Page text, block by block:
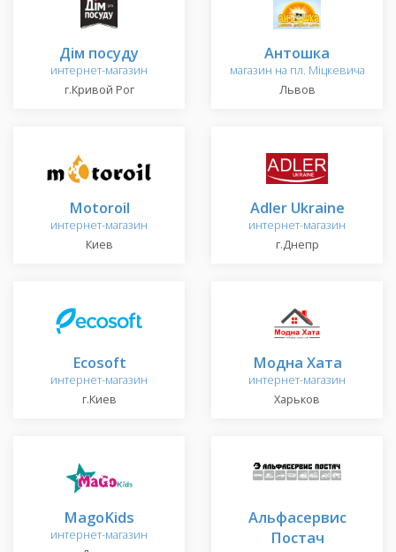
Дім посуду
интернет-магазин
г.Кривой Рог
Антошка
магазин на пл. Міцкевича
Львов
Motoroil
интернет-магазин
Киев
Adler Ukraine
интернет-магазин
г.Днепр
Ecosoft
интернет-магазин
г.Киев
Модна Хата
интернет-магазин
Харьков
MagoKids
интернет-магазин
Альфасервис
Постач